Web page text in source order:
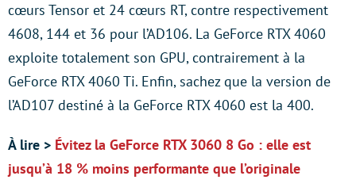
cœurs Tensor et 24 cœurs RT, contre respectivement
4608, 144 et 36 pour l’AD106. La GeForce RTX 4060
exploite totalement son GPU, contrairement à la
GeForce RTX 4060 Ti. Enfin, sachez que la version de
l’AD107 destiné à la GeForce RTX 4060 est la 400.
À lire > Évitez la GeForce RTX 3060 8 Go : elle est
jusqu’à 18 % moins performante que l’originale